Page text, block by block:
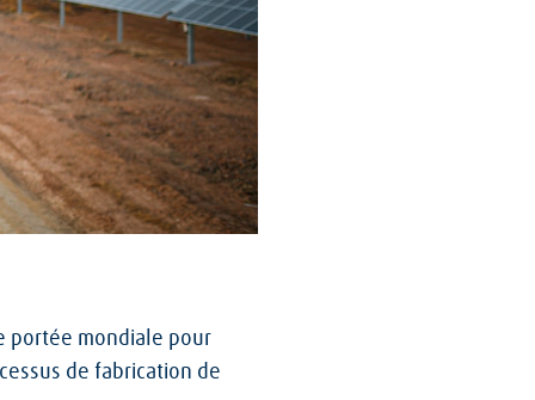
portée mondiale pour
de fabrication de